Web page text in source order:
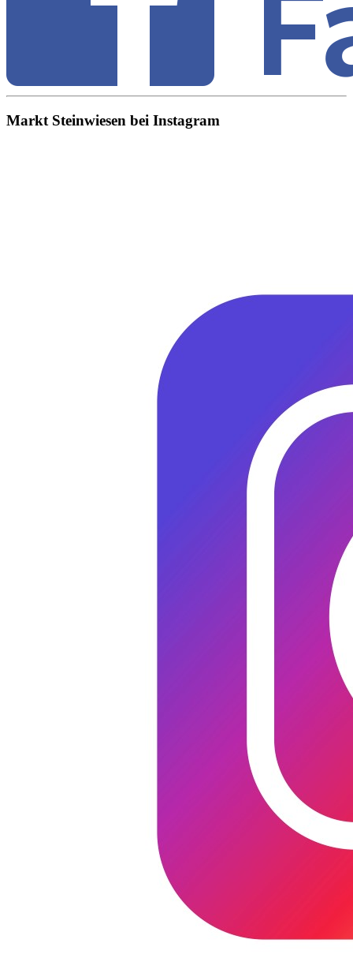
Markt Steinwiesen bei Instagram